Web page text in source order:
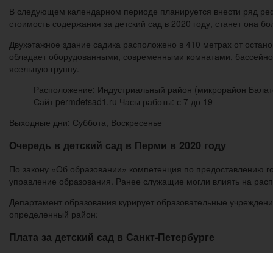
В следующем календарном периоде планируется внести ряд
стоимость содержания за детский сад в 2020 году, станет она
Двухэтажное здание садика расположено в 410 метрах от
обладает оборудованными, современными комнатами,
ясельную группу.
Расположение: Индустриальный район (микрорайон
Сайт permdetsad1.ru Часы работы: с 7 до 19
Выходные дни: Суббота, Воскресенье
Очередь в детский сад в Перми в 2020 году
По закону «Об образовании» компетенция по предоставлению
управление образования. Ранее служащие могли влиять на
Департамент образования курирует образовательные
определенный район:
Плата за детский сад в Санкт-Петербурге